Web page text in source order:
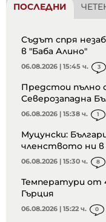
ПОСЛЕДНИ
Съдът спря
в "Баба Алино"
06.08.2026 | 15:45 ч. 3
Предстои пълно
Северозападна
06.08.2026 | 15:38 ч. 1
Муцунски:
членството ни в
06.08.2026 | 15:30 ч. 8
Температури от
Гърция
06.08.2026 | 15:22 ч. 0